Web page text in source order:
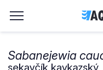
Sabanejewia
sekavčík kavkazský